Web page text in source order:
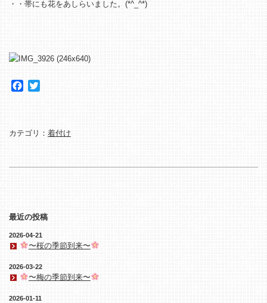
・・帯にも花をあしらいました。(*^_^*)
Facebook
カテゴリ： 着付け
最近の投稿
2026-04-21
〜桜の季節到来〜
2026-03-22
〜梅の季節到来〜
2026-01-11